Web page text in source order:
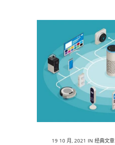
19 10 月, 2021 IN 经典文章